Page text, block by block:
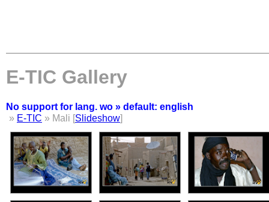
E-TIC Gallery
No support for lang. wo » default: english
» E-TIC » Mali [Slideshow]